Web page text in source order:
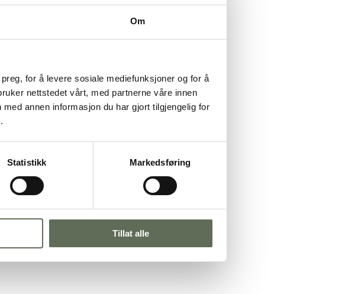
Om
for å levere sosiale mediefunksjoner og for å
nettstedet vårt, med partnerne våre innen
annen informasjon du har gjort tilgjengelig for
Statistikk Markedsføring
Tillat alle